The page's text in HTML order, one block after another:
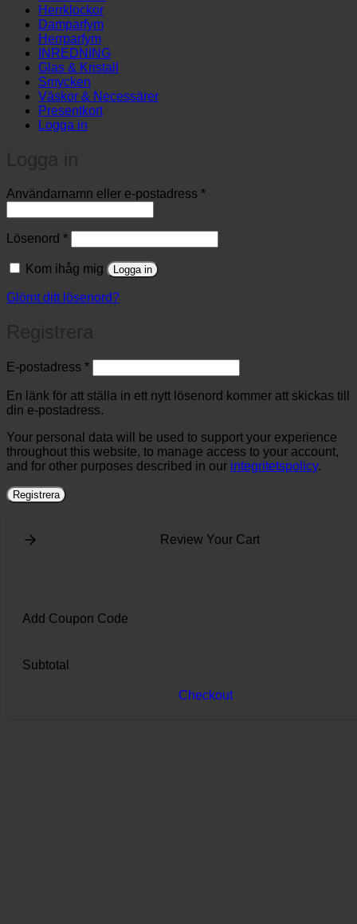
Herrklockor
Damparfym
Herrparfym
INREDNING
Glas & Kristall
Smycken
Väskor & Necessärer
Presentkort
Logga in
Användarnamn eller e-postadress *Obligatoriskt
Lösenord *Obligatoriskt
Kom ihåg mig Logga in
Glömt ditt lösenord?
E-postadress *Obligatoriskt
En länk för att ställa in ett nytt lösenord kommer att skickas till
din e-postadress.
Your personal data will be used to support your experience
throughout this website, to manage access to your account,
and for other purposes described in our integritetspolicy.
Registrera
Review Your Cart
Add Coupon Code
Subtotal
Checkout